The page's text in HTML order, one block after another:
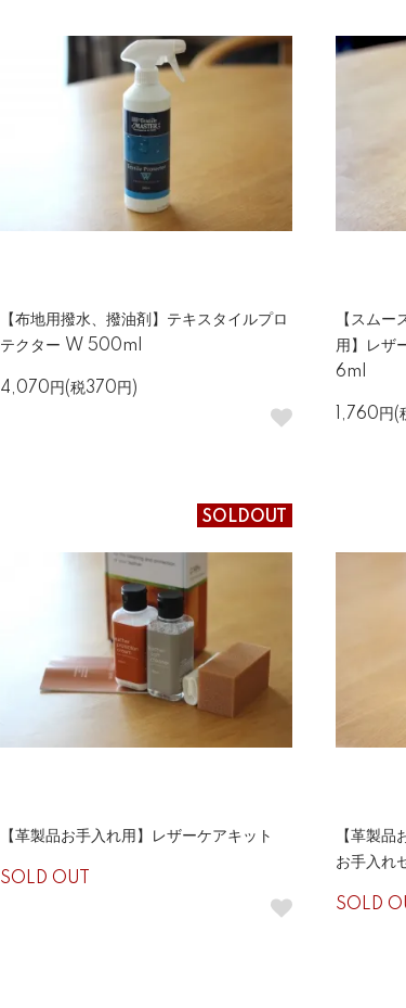
【布地用撥水、撥油剤】テキスタイルプロ
テクター W 500ml
4,070円(税370円)
【スム
用】レザ
6ml
1,760円(
SOLDOUT
【革製品お手入れ用】レザーケアキット
SOLD OUT
【革製
お手入れ
SOLD